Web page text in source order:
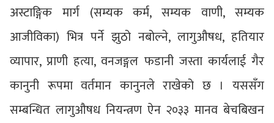
अस्टाङ्गिक मार्ग (सम्यक कर्म, सम्यक वाणी, सम्यक
आजीविका) भित्र पर्ने झुठो नबोल्ने, लागुऔषध, हतियार
व्यापार, प्राणी हत्या, वनजङ्गल फडानी जस्ता कार्यलाई गैर
कानुनी रूपमा वर्तमान कानुनले राखेको छ । यससँग
सम्बन्धित लागुऔषध नियन्त्रण ऐन २०३३ मानव बेचबिखन